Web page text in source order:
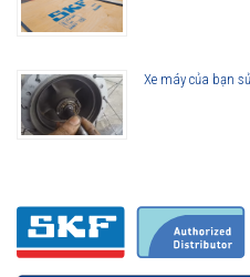
Xe máy của bạn